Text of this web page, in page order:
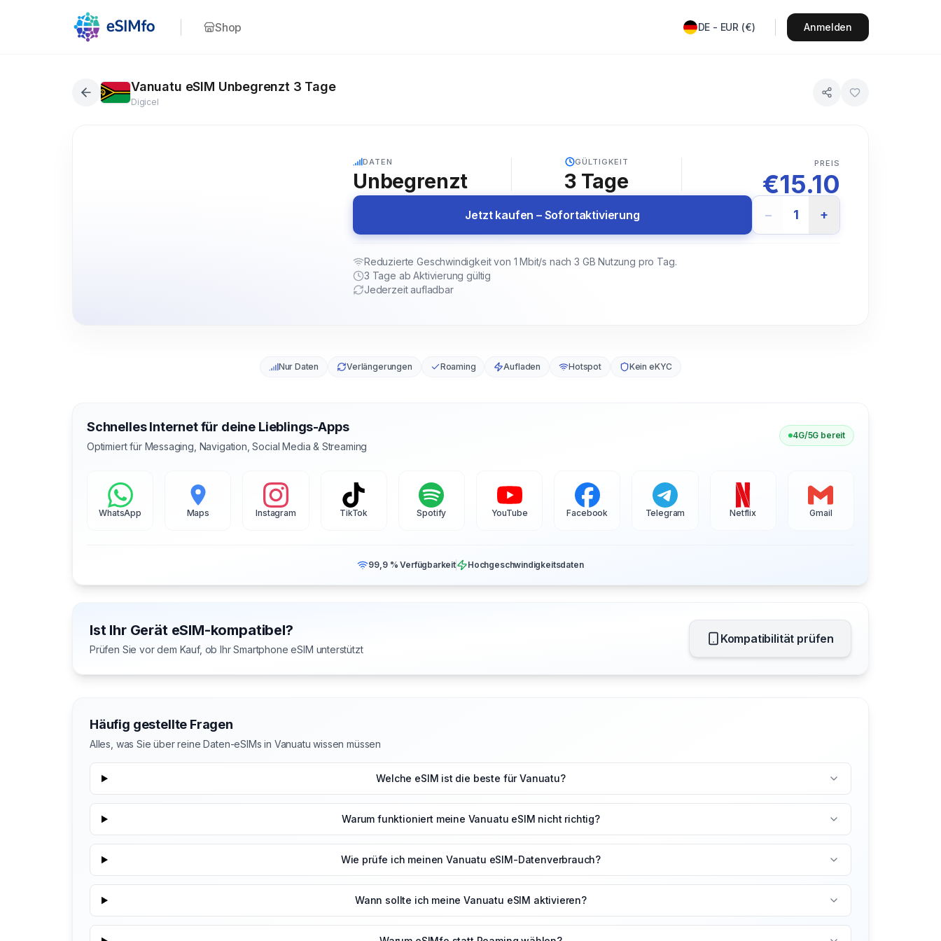
Shop DE - EUR (€) Anmelden
Vanuatu eSIM Unbegrenzt 3 Tage
Digicel
DATEN
Unbegrenzt
GÜLTIGKEIT
3 Tage
PREIS
€15.10
Jetzt kaufen – Sofortaktivierung − 1 +
Reduzierte Geschwindigkeit von 1 Mbit/s nach 3 GB Nutzung pro Tag.
3 Tage ab Aktivierung gültig
Jederzeit aufladbar
Nur Daten Verlängerungen Roaming Aufladen Hotspot Kein eKYC
Schnelles Internet für deine Lieblings-Apps
Optimiert für Messaging, Navigation, Social Media & Streaming
4G/5G bereit
WhatsApp Maps Instagram TikTok Spotify YouTube Facebook Telegram Netflix Gmail
99,9 % Verfügbarkeit Hochgeschwindigkeitsdaten
Ist Ihr Gerät eSIM-kompatibel?
Prüfen Sie vor dem Kauf, ob Ihr Smartphone eSIM unterstützt
Kompatibilität prüfen
Häufig gestellte Fragen
Alles, was Sie über reine Daten-eSIMs in Vanuatu wissen müssen
Welche eSIM ist die beste für Vanuatu?
Warum funktioniert meine Vanuatu eSIM nicht richtig?
Wie prüfe ich meinen Vanuatu eSIM-Datenverbrauch?
Wann sollte ich meine Vanuatu eSIM aktivieren?